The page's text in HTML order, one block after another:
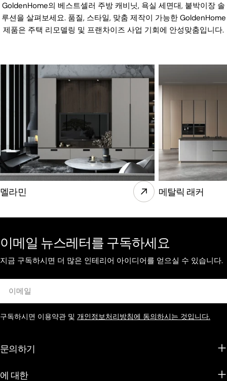
GoldenHome의 베스트셀러 주방 캐비닛, 욕실 세면대, 붙박이장 솔
루션을 살펴보세요. 품질, 스타일, 맞춤 제작이 가능한 GoldenHome
제품은 주택 리모델링 및 프랜차이즈 사업 기회에 안성맞춤입니다.
멜라민 메탈릭 래커
이메일 뉴스레터를 구독하세요
지금 구독하시면 더 많은 인테리어 아이디어를 얻으실 수 있습니다.
구독하시면 이용약관 및 개인정보처리방침에 동의하시는 것입니다.
문의하기
에 대한